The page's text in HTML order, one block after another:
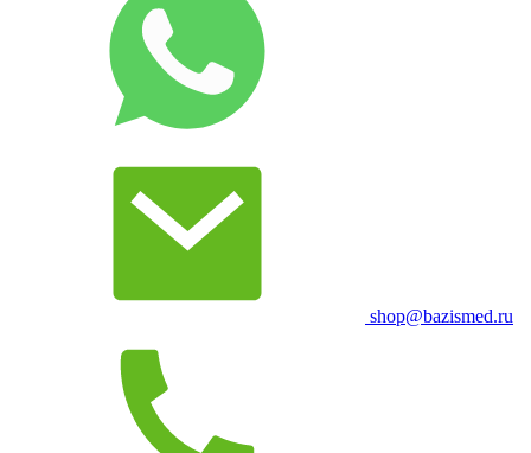
shop@bazismed.ru